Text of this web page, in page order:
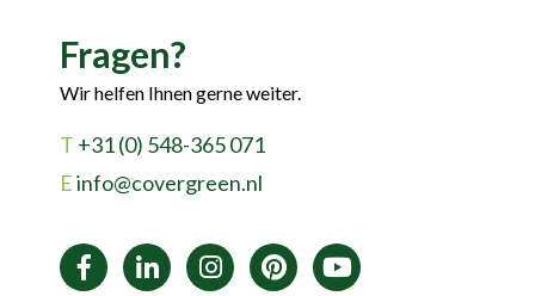
Fragen?
Wir helfen Ihnen gerne weiter.
T +31 (0) 548-365 071
Einfo@covergreen.nl